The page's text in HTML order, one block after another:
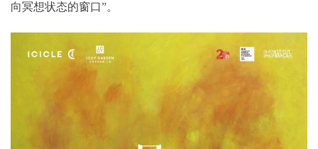
向冥想状态的窗口”。